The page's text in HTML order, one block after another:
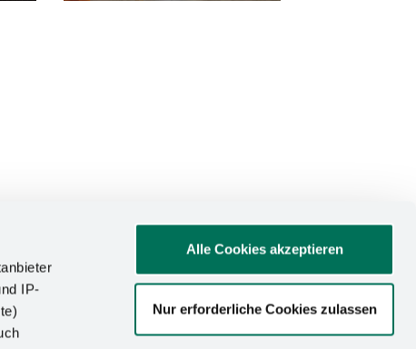
IP-
Alle Cookies akzeptieren
Nur erforderliche Cookies zulassen